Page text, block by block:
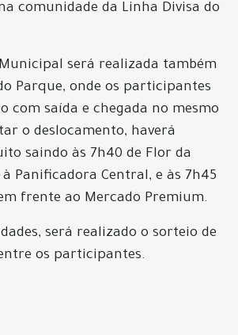
comunidade da Linha Divisa do
Municipal será realizada também
Parque, onde os participantes
com saída e chegada no mesmo
o deslocamento, haverá
saindo às 7h40 de Flor da
Panificadora Central, e às 7h45
frente ao Mercado Premium.
será realizado o sorteio de
os participantes.